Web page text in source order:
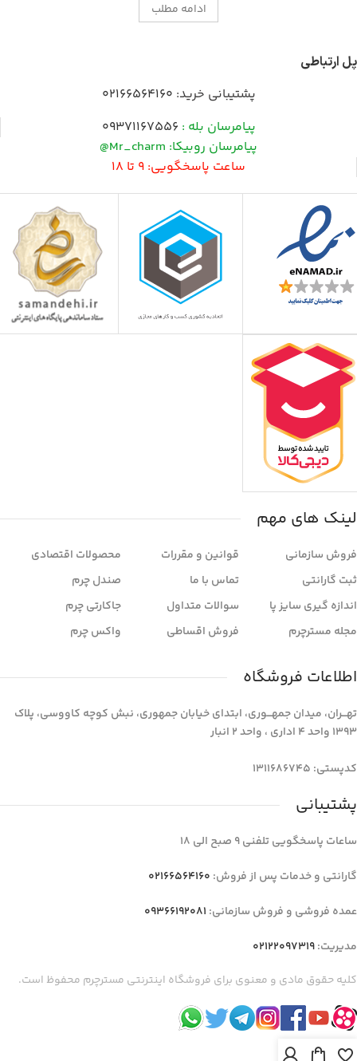
ادامه مطلب
پل ارتباطی
پشتیبانی خرید: 02166564160
پیامرسان بله : 09371167556
پیامرسان روبیکا: Mr_charm@
ساعت پاسخگویی: 9 تا 18
لینک های مهم
فروش سازمانی
ثبت گارانتی
اندازه گیری سایز پا
مجله مسترچرم
قوانین و مقررات
تماس با ما
سوالات متداول
فروش اقساطی
محصولات اقتصادی
صندل چرم
جاکارتی چرم
واکس چرم
اطلاعات فروشگاه
تهـــران، میدان جمهـــوری، ابتدای خیابان جمهوری، نبش کوچه کاووسی، پلاک
1393 واحد 4 اداری ، واحد 2 انبار
کدپستی: 1311686745
پشتیبانی
ساعات پاسخگویی تلفنی 9 صبح الی 18
گارانتی و خدمات پس از فروش: 02166564160
عمده فروشی و فروش سازمانی: 09366192081
مدیریت:02122097319
کلیه حقوق مادی و معنوی برای فروشگاه اینترنتی مسترچرم محفوظ است.